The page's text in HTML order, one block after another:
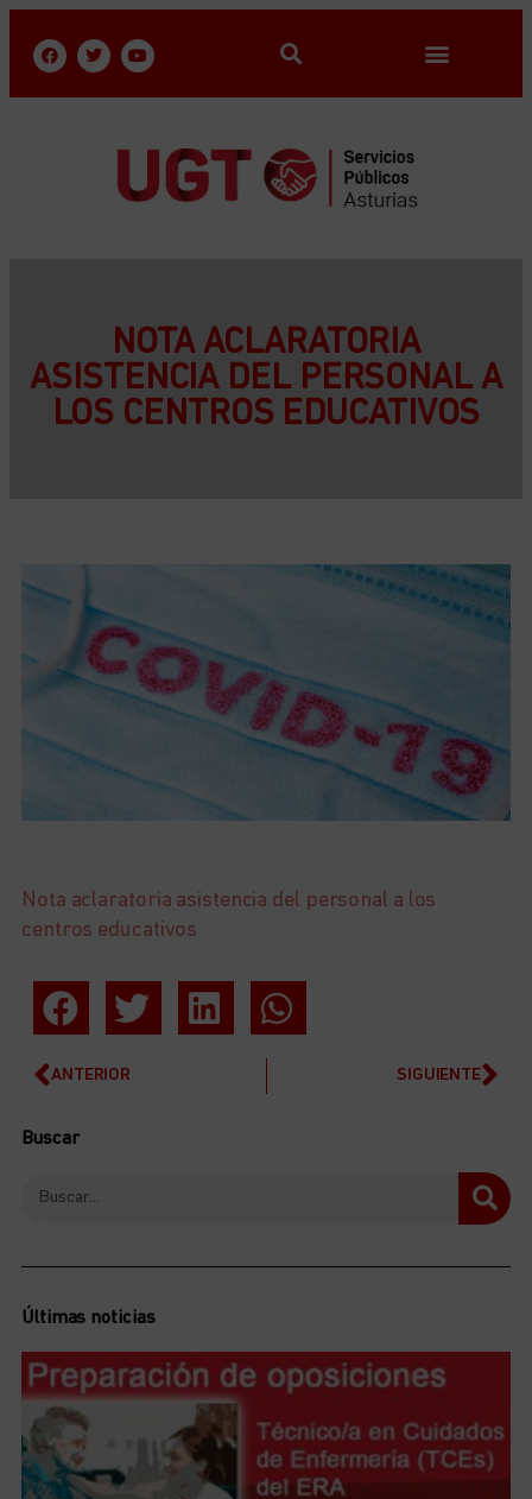
NOTA ACLARATORIA
ASISTENCIA DEL PERSONAL A
LOS CENTROS EDUCATIVOS
Nota aclaratoria asistencia del personal a los
centros educativos
ANTERIOR SIGUIENTE
Buscar
Últimas noticias